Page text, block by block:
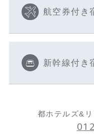
航空券付き
新幹線付き
都ホテルズ&